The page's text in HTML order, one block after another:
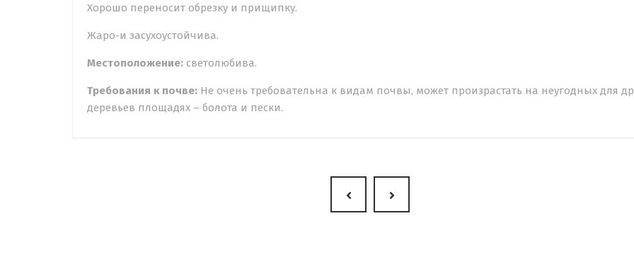
Хорошо переносит обрезку и прищипку.
Жаро-и засухоустойчива.
Местоположение: светолюбива.
Требования к почве: Не очень требовательна к видам почвы, может произрастать на неугодных для
деревьев площадях – болота и пески.